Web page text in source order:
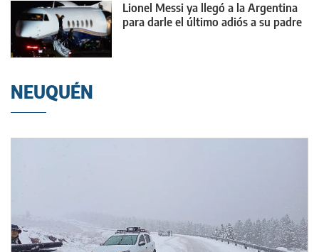
Lionel Messi ya llegó a la Argentina
para darle el último adiós a su padre
NEUQUÉN